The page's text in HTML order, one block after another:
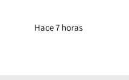
Hace 7 horas